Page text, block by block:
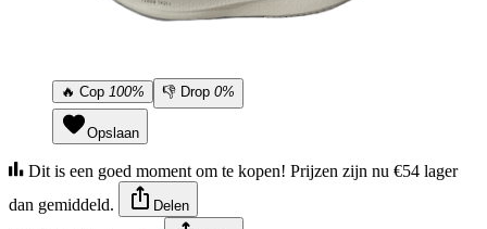
🔥 Cop 100% 👎 Drop 0%
Opslaan
Dit is een goed moment om te kopen! Prijzen zijn nu €54 lager
dan gemiddeld.
Delen